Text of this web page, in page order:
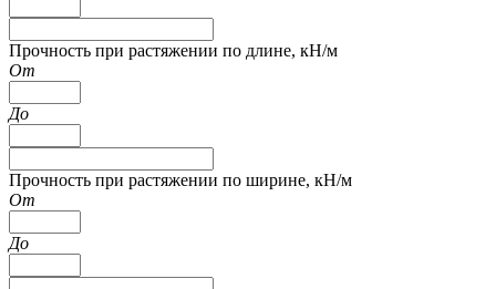
Прочность при растяжении по длине, кН/м
От
До
Прочность при растяжении по ширине, кН/м
От
До